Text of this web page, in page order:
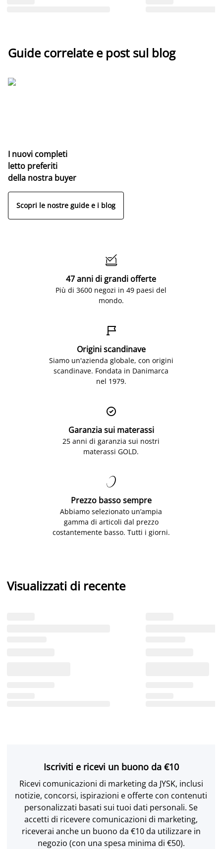
Guide correlate e post sul blog
I nuovi completi
letto preferiti
della nostra buyer
Scopri le nostre guide e i blog

47 anni di grandi offerte
Più di 3600 negozi in 49 paesi del
mondo.

Origini scandinave
Siamo un'azienda globale, con origini
scandinave. Fondata in Danimarca
nel 1979.

Garanzia sui materassi
25 anni di garanzia sui nostri
materassi GOLD.

Prezzo basso sempre
Abbiamo selezionato un’ampia
gamma di articoli dal prezzo
costantemente basso. Tutti i giorni.
Visualizzati di recente
Iscriviti e ricevi un buono da €10
Ricevi comunicazioni di marketing da JYSK, inclusi
notizie, concorsi, ispirazioni e offerte con contenuti
personalizzati basati sui tuoi dati personali. Se
accetti di ricevere comunicazioni di marketing,
riceverai anche un buono da €10 da utilizzare in
negozio (con una spesa minima di €50).